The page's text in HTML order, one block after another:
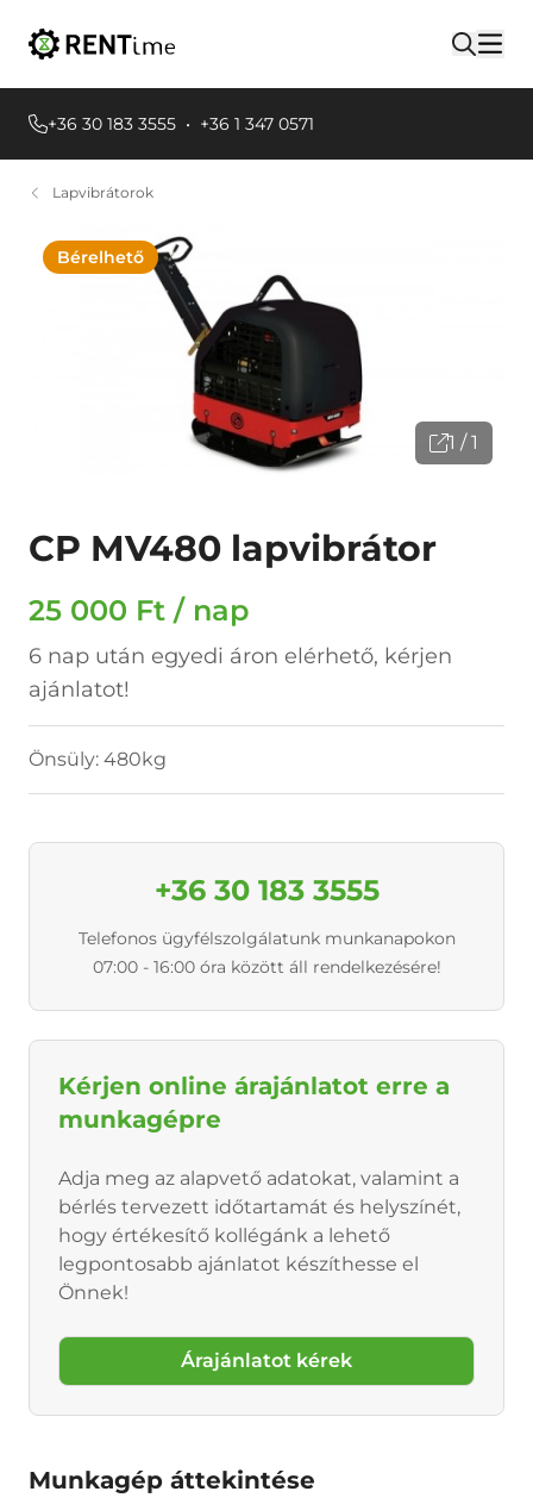
+36 30 183 3555 • +36 1 347 0571
Lapvibrátorok
Bérelhető
1 / 1
CP MV480 lapvibrátor
25 000 Ft / nap
6 nap után egyedi áron elérhető, kérjen
ajánlatot!
Önsüly: 480kg
+36 30 183 3555
Telefonos ügyfélszolgálatunk munkanapokon
07:00 - 16:00 óra között áll rendelkezésére!
Kérjen online árajánlatot erre a
munkagépre
Adja meg az alapvető adatokat, valamint a
bérlés tervezett időtartamát és helyszínét,
hogy értékesítő kollégánk a lehető
legpontosabb ajánlatot készíthesse el
Önnek!
Árajánlatot kérek
Munkagép áttekintése